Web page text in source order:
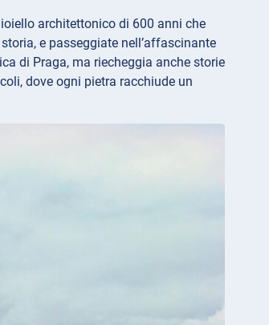
architettonico di 600 anni che
e passeggiate nell’affascinante
di Praga, ma riecheggia anche storie
dove ogni pietra racchiude un